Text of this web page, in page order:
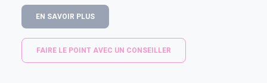
EN SAVOIR PLUS
FAIRE LE POINT AVEC UN CONSEILLER